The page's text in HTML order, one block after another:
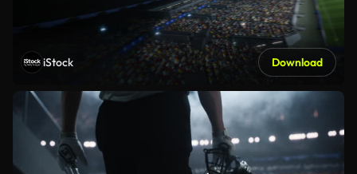
iStock Download